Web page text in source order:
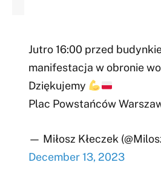
Jutro 16:00 przed
manifestacja w obronie
Dziękujemy
Plac Powstańców
— Miłosz Kłeczek
December 13, 2023